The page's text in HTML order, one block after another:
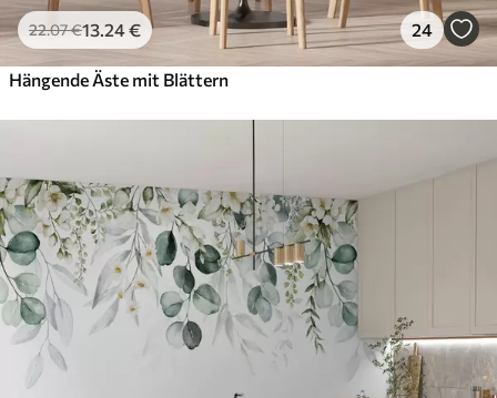
22.07€13 .24€ 24
Hängende Äste mit Blättern